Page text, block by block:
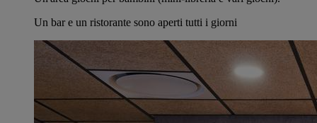
Un bar e un ristorante sono aperti tutti i giorni